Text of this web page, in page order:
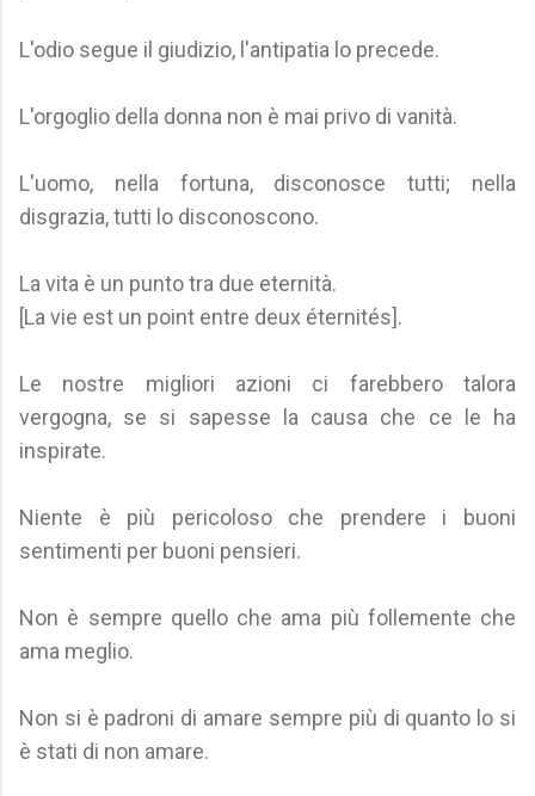
L'odio segue il giudizio, l'antipatia lo precede.
L'orgoglio della donna non è mai privo di vanità.
L'uomo, nella fortuna, disconosce tutti; nella
disgrazia, tutti lo disconoscono.
La vita è un punto tra due eternità.
[La vie est un point entre deux éternités].
Le nostre migliori azioni ci farebbero talora
vergogna, se si sapesse la causa che ce le ha
inspirate.
Niente è più pericoloso che prendere i buoni
sentimenti per buoni pensieri.
Non è sempre quello che ama più follemente che
ama meglio.
Non si è padroni di amare sempre più di quanto lo si
è stati di non amare.